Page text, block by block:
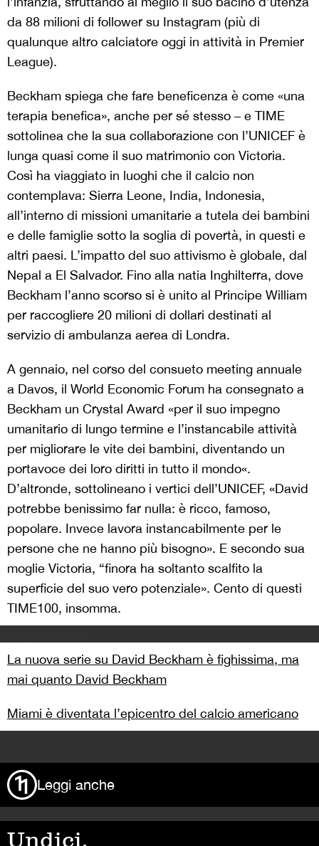
da 88 milioni di follower su Instagram (più di
qualunque altro calciatore oggi in attività in Premier
League).
Beckham spiega che fare beneficenza è come «una
terapia benefica», anche per sé stesso – e TIME
sottolinea che la sua collaborazione con l’UNICEF è
lunga quasi come il suo matrimonio con Victoria.
Così ha viaggiato in luoghi che il calcio non
contemplava: Sierra Leone, India, Indonesia,
all’interno di missioni umanitarie a tutela dei bambini
e delle famiglie sotto la soglia di povertà, in questi e
altri paesi. L’impatto del suo attivismo è globale, dal
Nepal a El Salvador. Fino alla natia Inghilterra, dove
Beckham l’anno scorso si è unito al Principe William
per raccogliere 20 milioni di dollari destinati al
servizio di ambulanza aerea di Londra.
A gennaio, nel corso del consueto meeting annuale
a Davos, il World Economic Forum ha consegnato a
Beckham un Crystal Award «per il suo impegno
umanitario di lungo termine e l’instancabile attività
per migliorare le vite dei bambini, diventando un
portavoce dei loro diritti in tutto il mondo«.
D’altronde, sottolineano i vertici dell’UNICEF, «David
potrebbe benissimo far nulla: è ricco, famoso,
popolare. Invece lavora instancabilmente per le
persone che ne hanno più bisogno». E secondo sua
moglie Victoria, “finora ha soltanto scalfito la
superficie del suo vero potenziale». Cento di questi
TIME100, insomma.
La nuova serie su David Beckham è fighissima, ma
mai quanto David Beckham
Miami è diventata l’epicentro del calcio americano
Leggi anche
Undici,